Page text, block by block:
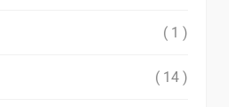
( 1 )
( 14 )